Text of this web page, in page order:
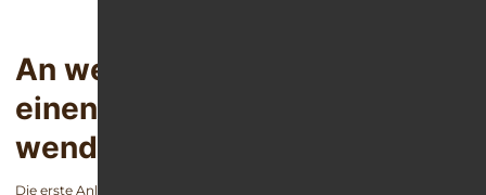
An wen kann man sich für
einen Zolpidem-Entzug
wenden?
Die erste Anlaufstelle ist für Suchtpatienten immer der behandelnde